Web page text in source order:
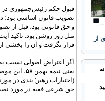
از
و حق قانونی بود، قبل از
مثل روز روشن بود. تاکید
قرار نگرفت و آن را بخشی
اگر اعتراض اصولی نسبت
(اختیارات رهبر) بندی در
حق شرعی فقیه در مورد